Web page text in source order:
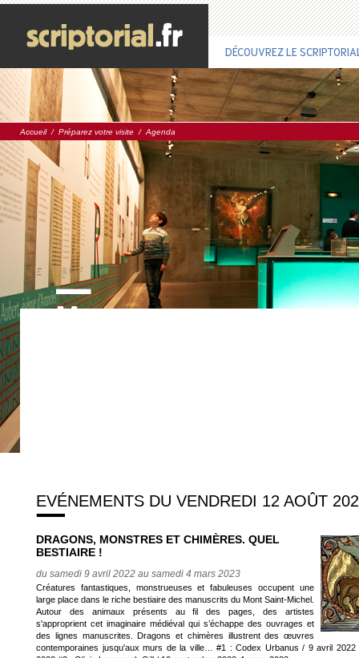
DÉCOUVREZ LE
Accueil/ Préparez votre visite / Agenda
EVÉNEMENTS DU VENDREDI 12 AOÛT
DRAGONS, MONSTRES ET CHIMÈRES. QUEL
BESTIAIRE !
du samedi 9 avril 2022 au samedi 4 mars 2023
Créatures fantastiques, monstrueuses et fabuleuses occupent une
large place dans le riche bestiaire des manuscrits du Mont Saint-Michel.
Autour des animaux présents au fil des pages, des artistes
s'approprient cet imaginaire médiéval qui s’échappe des ouvrages et
des lignes manuscrites. Dragons et chimères illustrent des œuvres
contemporaines jusqu'aux murs de la ville… #1 : Codex Urbanus / 9 avril 2022